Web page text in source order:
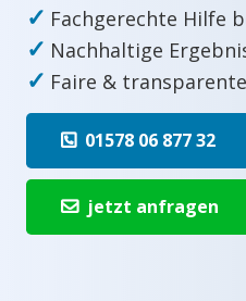
✓ Fachgerechte Hilfe
✓ Nachhaltige
✓ Faire &
01578 06 877 32
jetzt anfragen